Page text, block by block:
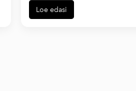
Loe edasi